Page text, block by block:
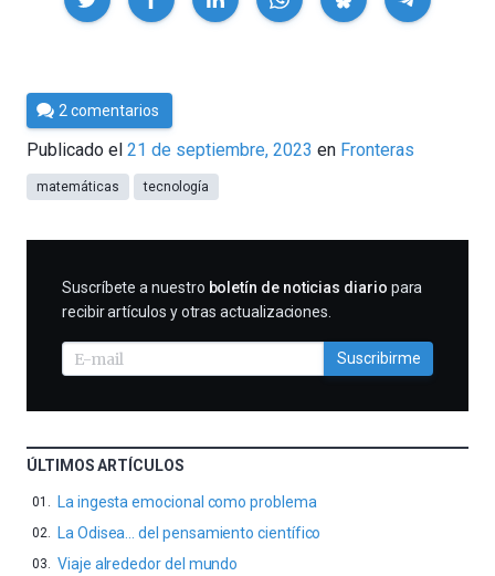
Por
César
Tomé
2 comentarios
Publicado el 21 de septiembre, 2023 en Fronteras
matemáticas tecnología
SUSCRIBIRME
Suscríbete a nuestro boletín de noticias diario para
recibir artículos y otras actualizaciones.
Suscribirme
ÚLTIMOS ARTÍCULOS
La ingesta emocional como problema
La Odisea… del pensamiento científico
Viaje alrededor del mundo